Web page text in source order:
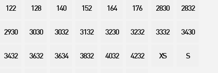
122 128 140 152 164 176 2830 2832
2930 3030 3032 3132 3230 3232 3332 3430
3432 3632 3634 3832 4032 4232 XS S